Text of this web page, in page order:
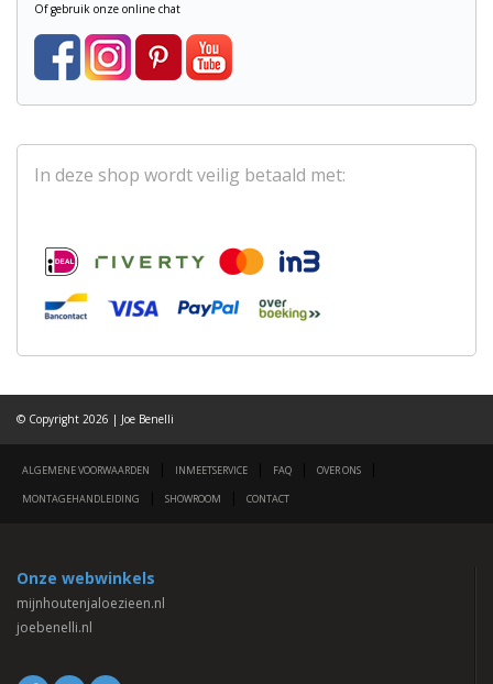
Of gebruik onze online chat
In deze shop wordt veilig betaald met:
© Copyright 2026 | Joe Benelli
ALGEMENE VOORWAARDEN INMEETSERVICE FAQ OVER ONS
MONTAGEHANDLEIDING SHOWROOM CONTACT
Onze webwinkels
mijnhoutenjaloezieen.nl
joebenelli.nl